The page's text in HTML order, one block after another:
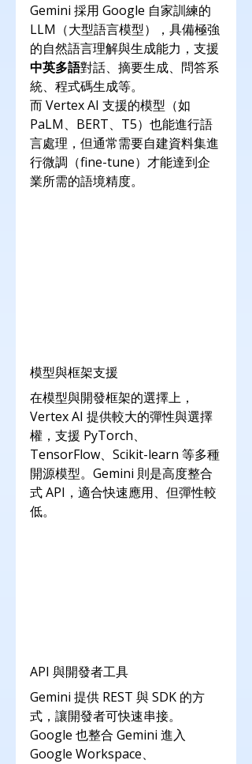
Gemini 採用 Google 自家訓練的
LLM（大型語言模型），具備極強
的自然語言理解與生成能力，支援
中英多語對話、摘要生成、問答系
統、程式碼生成等。
而 Vertex AI 支援的模型（如
PaLM、BERT、T5）也能進行語
言處理，但通常需要自建資料集進
行微調（fine-tune）才能達到企
業所需的語境精度。
模型與框架支援
在模型與開發框架的選擇上，
Vertex AI 提供較大的彈性與選擇
權，支援 PyTorch、
TensorFlow、Scikit-learn 等多種
開源模型。Gemini 則是高度整合
式 API，適合快速應用、但彈性較
低。
API 與開發者工具
Gemini 提供 REST 與 SDK 的方
式，讓開發者可快速串接。
Google 也整合 Gemini 進入
Google Workspace、